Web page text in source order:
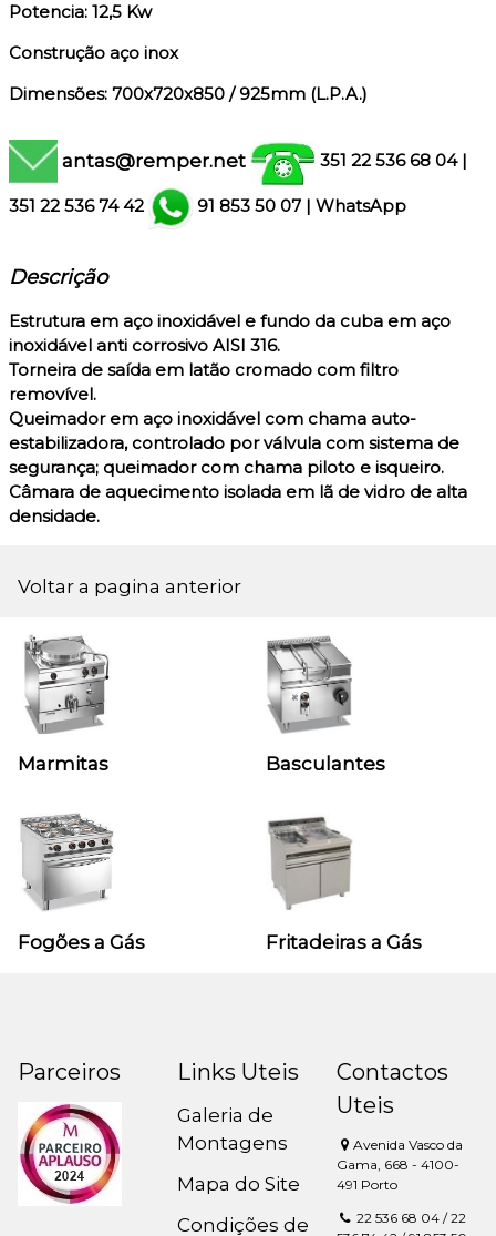
Potencia: 12,5 Kw
Construção aço inox
Dimensões: 700x720x850 / 925mm (L.P.A.)
antas@remper.net 351 22 536 68 04 |
351 22 536 74 42 91 853 50 07 | WhatsApp
Descrição
Estrutura em aço inoxidável e fundo da cuba em aço
inoxidável anti corrosivo AISI 316.
Torneira de saída em latão cromado com filtro
removível.
Queimador em aço inoxidável com chama auto-
estabilizadora, controlado por válvula com sistema de
segurança; queimador com chama piloto e isqueiro.
Câmara de aquecimento isolada em lã de vidro de alta
densidade.
Voltar a pagina anterior
Marmitas Basculantes
Fogões a Gás Fritadeiras a Gás
Parceiros Links Uteis
Galeria de
Montagens
Mapa do Site
Condições de
Contactos
Uteis
Avenida Vasco da
Gama, 668 - 4100-
491 Porto
22 536 68 04 / 22